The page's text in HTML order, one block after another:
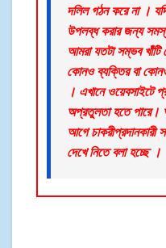
দলিল গঠন করে না ।
উপলব্ধ করার জন্য
আমরা যতটা সম্ভব খাঁটি
কোনও ব্যক্তির বা
। এখানে ওয়েবসাইটে
অপ্রতুলতা হতে পারে।
আগে চাকরীপ্রদানকারী
দেখে নিতে বলা হচ্ছে ।